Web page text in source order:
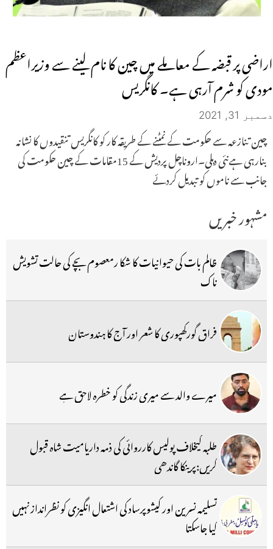
اراضی پر قبضہ کے معاملے میں چین کا نام لینے سے وزیراعظم
مودی کو شرم آرہی ہے۔ کانگریس
دسمبر 31, 2021
چین تنازعہ سے حکومت کے نمٹنے کے طریقہ کار کو کانگریس تنقیدوں کا نشانہ
بنارہی ہےنئی دہلی۔اروناچل پردیش کے 15مقامات کے چین حکومت کی
جانب سے ناموں کو تبدیل کردئے
مشہور خبریں
ظالم بات کی حیوانیات کا شکا رمعصوم بچے کی حالت تشویش
ناک
فراق گورکھپوری کا شعر اور آج کا ہندوستان
میرے والد سے میری زندگی کو خطرہ لاحق ہے
طلبہ کیخلاف پولیس کارروائی کی ذمہ داریامیت شاہ قبول
کریں:پرینکا گاندھی
تسلیمہ نسرین اور کیشوپرساد کی اشتعال انگیزی کو نظرانداز نہیں
کیا جاسکتا